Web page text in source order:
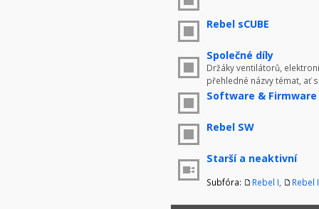
Rebel sCUBE
Společné díly
Držáky ventilátorů,
přehledné názvy témat, ať
Software & Firmware
Rebel SW
Starší a neaktivní
Subfóra: Rebel I Rebel